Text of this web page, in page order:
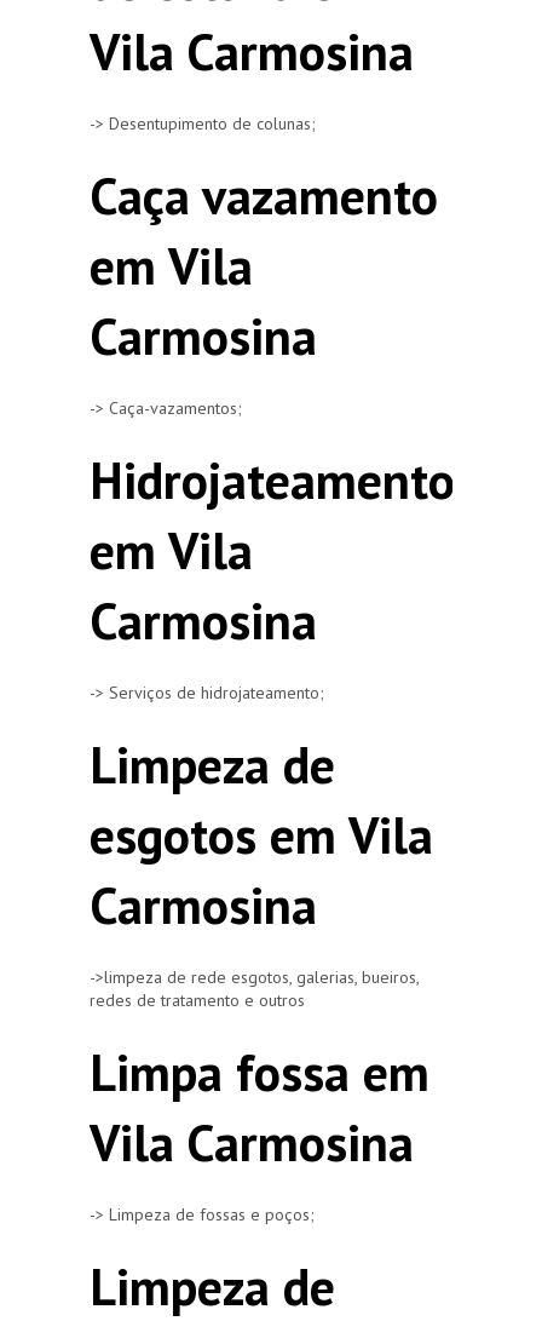
Vila Carmosina
-> Desentupimento de colunas;
Caça vazamento
em Vila
Carmosina
-> Caça-vazamentos;
Hidrojateamento
em Vila
Carmosina
-> Serviços de hidrojateamento;
Limpeza de
esgotos em Vila
Carmosina
->limpeza de rede esgotos, galerias, bueiros,
redes de tratamento e outros
Limpa fossa em
Vila Carmosina
-> Limpeza de fossas e poços;
Limpeza de